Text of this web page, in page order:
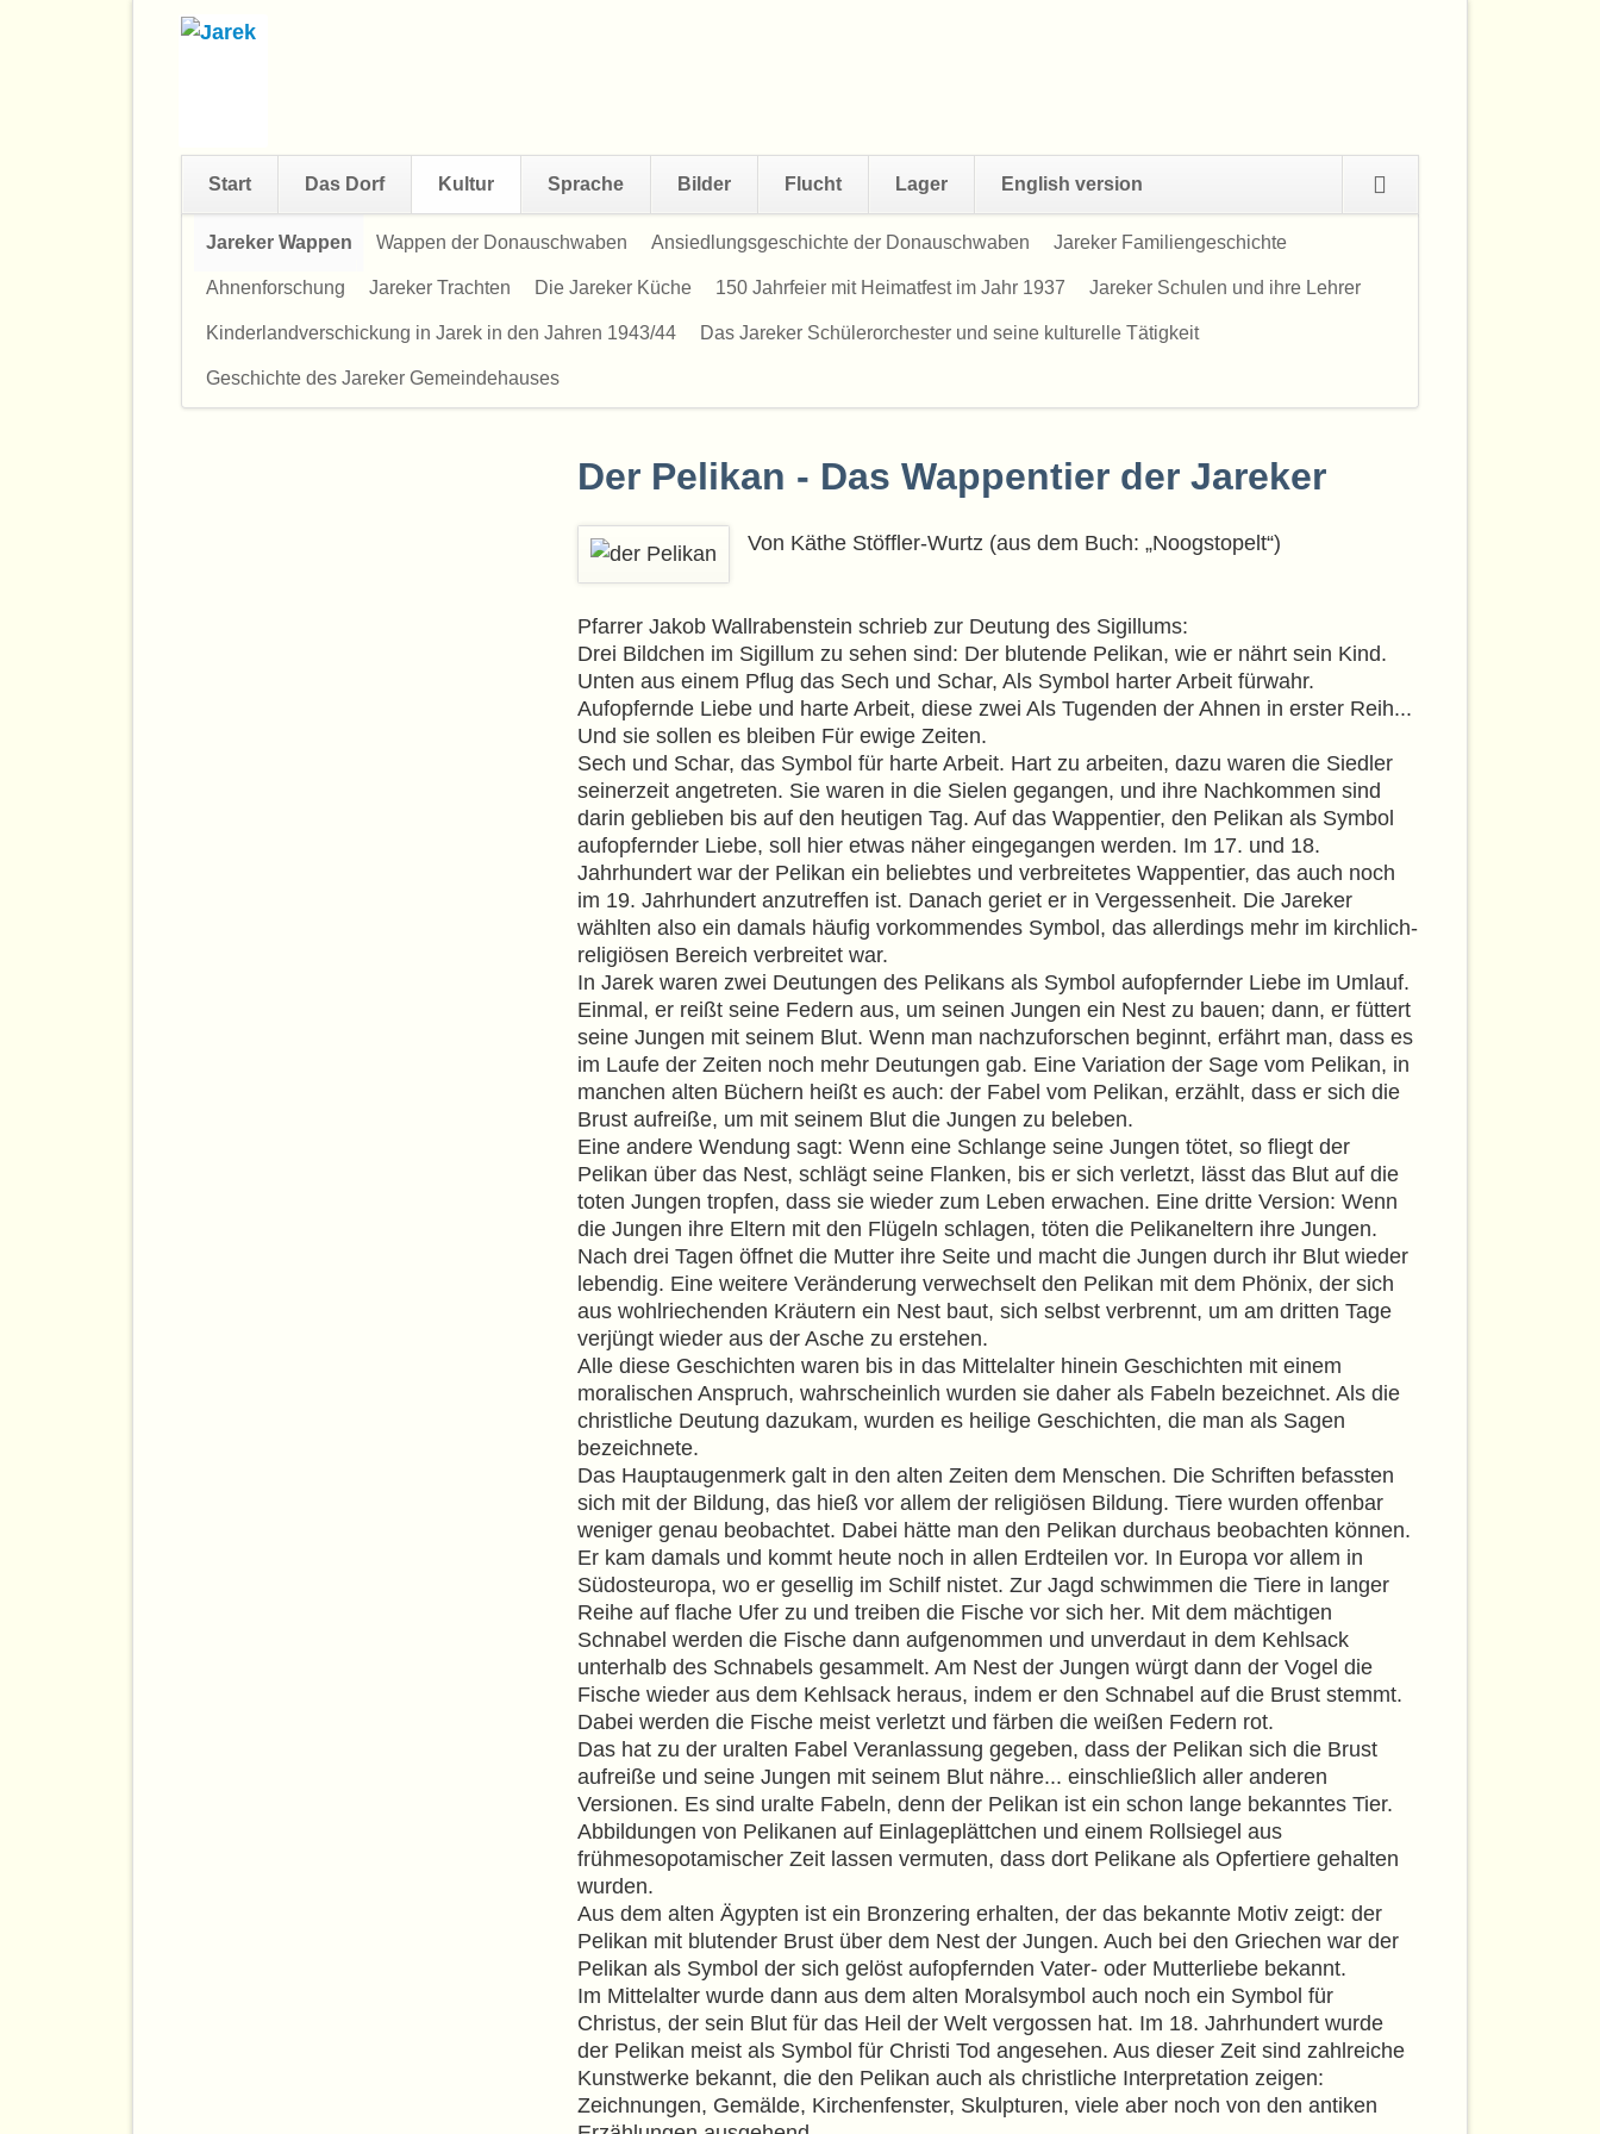
überspringen
Start Das Dorf Kultur Sprache Bilder Flucht Lager English version
Jareker Wappen Wappen der Donauschwaben Ansiedlungsgeschichte der Donauschwaben Jareker Familiengeschichte
Ahnenforschung Jareker Trachten Die Jareker Küche 150 Jahrfeier mit Heimatfest im Jahr 1937 Jareker Schulen und ihre Lehrer
Kinderlandverschickung in Jarek in den Jahren 1943/44 Das Jareker Schülerorchester und seine kulturelle Tätigkeit
Geschichte des Jareker Gemeindehauses
Der Pelikan - Das Wappentier der Jareker
Von Käthe Stöffler-Wurtz (aus dem Buch: „Noogstopelt“)
Pfarrer Jakob Wallrabenstein schrieb zur Deutung des Sigillums:
Drei Bildchen im Sigillum zu sehen sind: Der blutende Pelikan, wie er nährt sein Kind.
Unten aus einem Pflug das Sech und Schar, Als Symbol harter Arbeit fürwahr.
Aufopfernde Liebe und harte Arbeit, diese zwei Als Tugenden der Ahnen in erster Reih...
Und sie sollen es bleiben Für ewige Zeiten.
Sech und Schar, das Symbol für harte Arbeit. Hart zu arbeiten, dazu waren die Siedler
seinerzeit angetreten. Sie waren in die Sielen gegangen, und ihre Nachkommen sind
darin geblieben bis auf den heutigen Tag. Auf das Wappentier, den Pelikan als Symbol
aufopfernder Liebe, soll hier etwas näher eingegangen werden. Im 17. und 18.
Jahrhundert war der Pelikan ein beliebtes und verbreitetes Wappentier, das auch noch
im 19. Jahrhundert anzutreffen ist. Danach geriet er in Vergessenheit. Die Jareker
wählten also ein damals häufig vorkommendes Symbol, das allerdings mehr im kirchlich-
religiösen Bereich verbreitet war.
In Jarek waren zwei Deutungen des Pelikans als Symbol aufopfernder Liebe im Umlauf.
Einmal, er reißt seine Federn aus, um seinen Jungen ein Nest zu bauen; dann, er füttert
seine Jungen mit seinem Blut. Wenn man nachzuforschen beginnt, erfährt man, dass es
im Laufe der Zeiten noch mehr Deutungen gab. Eine Variation der Sage vom Pelikan, in
manchen alten Büchern heißt es auch: der Fabel vom Pelikan, erzählt, dass er sich die
Brust aufreiße, um mit seinem Blut die Jungen zu beleben.
Eine andere Wendung sagt: Wenn eine Schlange seine Jungen tötet, so fliegt der
Pelikan über das Nest, schlägt seine Flanken, bis er sich verletzt, lässt das Blut auf die
toten Jungen tropfen, dass sie wieder zum Leben erwachen. Eine dritte Version: Wenn
die Jungen ihre Eltern mit den Flügeln schlagen, töten die Pelikaneltern ihre Jungen.
Nach drei Tagen öffnet die Mutter ihre Seite und macht die Jungen durch ihr Blut wieder
lebendig. Eine weitere Veränderung verwechselt den Pelikan mit dem Phönix, der sich
aus wohlriechenden Kräutern ein Nest baut, sich selbst verbrennt, um am dritten Tage
verjüngt wieder aus der Asche zu erstehen.
Alle diese Geschichten waren bis in das Mittelalter hinein Geschichten mit einem
moralischen Anspruch, wahrscheinlich wurden sie daher als Fabeln bezeichnet. Als die
christliche Deutung dazukam, wurden es heilige Geschichten, die man als Sagen
bezeichnete.
Das Hauptaugenmerk galt in den alten Zeiten dem Menschen. Die Schriften befassten
sich mit der Bildung, das hieß vor allem der religiösen Bildung. Tiere wurden offenbar
weniger genau beobachtet. Dabei hätte man den Pelikan durchaus beobachten können.
Er kam damals und kommt heute noch in allen Erdteilen vor. In Europa vor allem in
Südosteuropa, wo er gesellig im Schilf nistet. Zur Jagd schwimmen die Tiere in langer
Reihe auf flache Ufer zu und treiben die Fische vor sich her. Mit dem mächtigen
Schnabel werden die Fische dann aufgenommen und unverdaut in dem Kehlsack
unterhalb des Schnabels gesammelt. Am Nest der Jungen würgt dann der Vogel die
Fische wieder aus dem Kehlsack heraus, indem er den Schnabel auf die Brust stemmt.
Dabei werden die Fische meist verletzt und färben die weißen Federn rot.
Das hat zu der uralten Fabel Veranlassung gegeben, dass der Pelikan sich die Brust
aufreiße und seine Jungen mit seinem Blut nähre... einschließlich aller anderen
Versionen. Es sind uralte Fabeln, denn der Pelikan ist ein schon lange bekanntes Tier.
Abbildungen von Pelikanen auf Einlageplättchen und einem Rollsiegel aus
frühmesopotamischer Zeit lassen vermuten, dass dort Pelikane als Opfertiere gehalten
wurden.
Aus dem alten Ägypten ist ein Bronzering erhalten, der das bekannte Motiv zeigt: der
Pelikan mit blutender Brust über dem Nest der Jungen. Auch bei den Griechen war der
Pelikan als Symbol der sich gelöst aufopfernden Vater- oder Mutterliebe bekannt.
Im Mittelalter wurde dann aus dem alten Moralsymbol auch noch ein Symbol für
Christus, der sein Blut für das Heil der Welt vergossen hat. Im 18. Jahrhundert wurde
der Pelikan meist als Symbol für Christi Tod angesehen. Aus dieser Zeit sind zahlreiche
Kunstwerke bekannt, die den Pelikan auch als christliche Interpretation zeigen:
Zeichnungen, Gemälde, Kirchenfenster, Skulpturen, viele aber noch von den antiken